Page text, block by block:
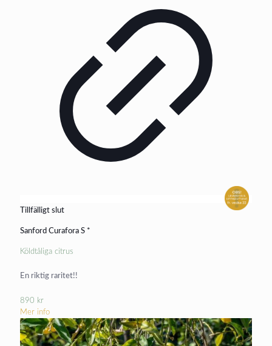
Tillfälligt slut
Sanford Curafora S *
Köldtåliga citrus
En riktig raritet!!
890 kr
Mer info